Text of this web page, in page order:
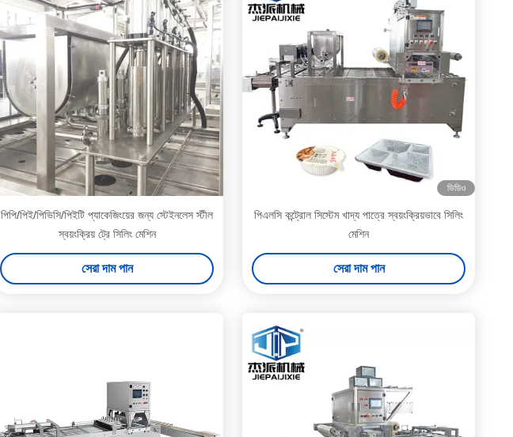
পিপি/পিই/পিভিসি/পিইটি প্যাকেজিংয়ের জন্য স্টেইনলেস স্টীল
স্বয়ংক্রিয় ট্রে সিলিং মেশিন
সেরা দাম পান
ভিডিও
পিএলসি কন্ট্রোল সিস্টেম খাদ্য পাত্রে স্বয়ংক্রিয়ভাবে সিলিং
মেশিন
সেরা দাম পান